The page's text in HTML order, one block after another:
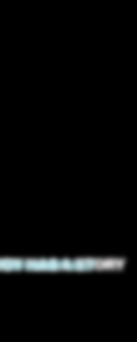
HAS A STORY
CAREFULLY